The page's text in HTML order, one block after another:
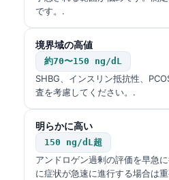
です。.
境界域の高値
約70〜150 ng/dL
SHBG、インスリン抵抗性、
査を考慮してください。.
明らかに高い
150 ng/dL超
アンドロゲン過剰の評価を早急
に症状が急速に進行する場合は
Latviešu valoda
Македонски јазик
Gàidhlig
Occitan
العربية المغربية